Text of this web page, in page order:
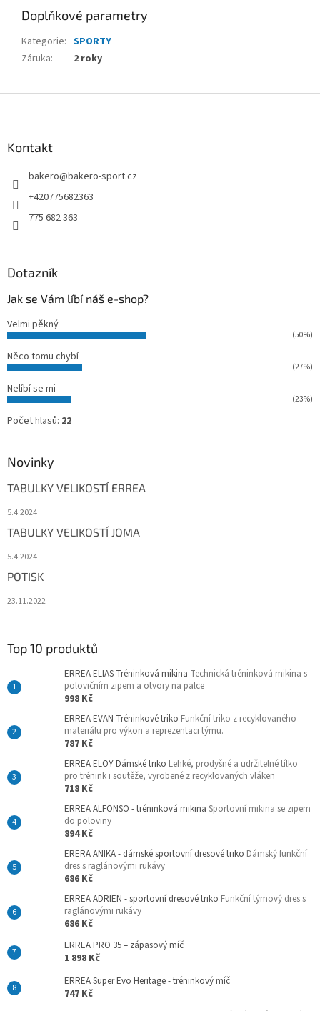
Doplňkové parametry
Kategorie: SPORTY
Záruka: 2 roky
Kontakt
bakero@bakero-sport.cz
+420775682363
775 682 363
Dotazník
Jak se Vám líbí náš e-shop?
Velmi pěkný
(50%)
Něco tomu chybí
(27%)
Nelíbí se mi
(23%)
Počet hlasů: 22
Novinky
TABULKY VELIKOSTÍ ERREA
5.4.2024
TABULKY VELIKOSTÍ JOMA
5.4.2024
POTISK
23.11.2022
Top 10 produktů
ERREA ELIAS Tréninková mikina Technická tréninková mikina s
polovičním zipem a otvory na palce
998 Kč
ERREA EVAN Tréninkové triko Funkční triko z recyklovaného
materiálu pro výkon a reprezentaci týmu.
787 Kč
ERREA ELOY Dámské triko Lehké, prodyšné a udržitelné tílko
pro trénink i soutěže, vyrobené z recyklovaných vláken
718 Kč
ERREA ALFONSO - tréninková mikina Sportovní mikina se zipem
do poloviny
894 Kč
ERERA ANIKA - dámské sportovní dresové triko Dámský funkční
dres s raglánovými rukávy
686 Kč
ERREA ADRIEN - sportovní dresové triko Funkční týmový dres s
raglánovými rukávy
686 Kč
ERREA PRO 35 – zápasový míč
1 898 Kč
ERREA Super Evo Heritage - tréninkový míč
747 Kč